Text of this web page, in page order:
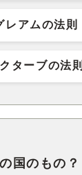
レアムの法則
ターブの法則
国のもの？